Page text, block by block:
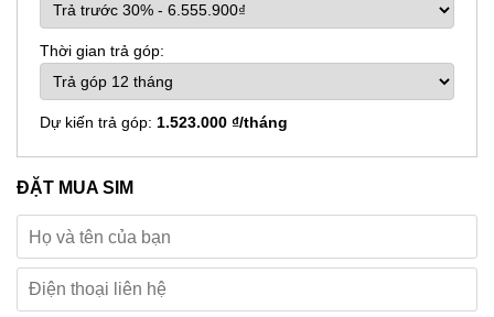
Thời gian trả góp:
Dự kiến trả góp: 1.523.000 ₫/tháng
ĐẶT MUA SIM